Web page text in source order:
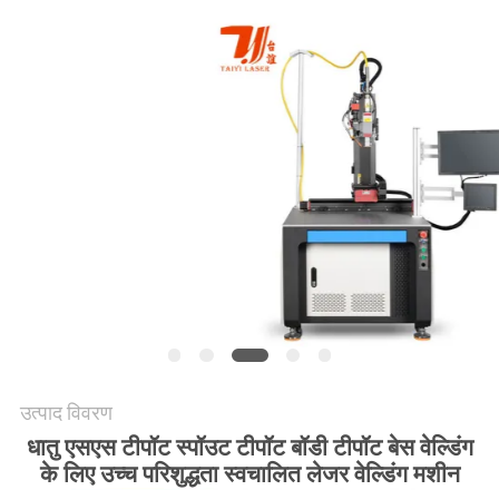
उत्पाद विवरण
धातु एसएस टीपॉट स्पॉउट टीपॉट बॉडी टीपॉट बेस वेल्डिंग
के लिए उच्च परिशुद्धता स्वचालित लेजर वेल्डिंग मशीन